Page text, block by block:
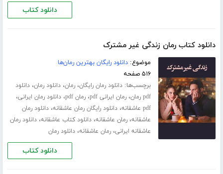
دانلود کتاب
دانلود کتاب رمان زندگی غیر مشترک
موضوع:دانلود رایگان بهترین رمان‌ها
۵۱۶ صفحه
برچسب‌ها:دانلود رمان رایگان،رمان،دانلود رمان،دانلود
pdf رمان
،رمان ایرانی pdf ،رمان pdf ،دانلود رمان ایرانی،
pdf عاشقانه ،دانلود رایگان رمان عاشقانه،دانلود رمان
عاشقانه،رمان عاشقانه،دانلود کتاب عاشقانه،دانلود رمان
عاشقانه ایرانی،رمان عاشقانه،دانلود رمان
دانلود کتاب